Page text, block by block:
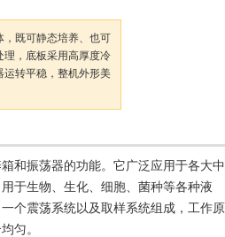
，既可静态培养、也可
理，底板采用高厚度冷
运转平稳，整机外形美
和振荡器的功能。它广泛应用于各大中
于生物、生化、细胞、菌种等各种液
个震荡系统以及取样系统组成，工作原
匀。